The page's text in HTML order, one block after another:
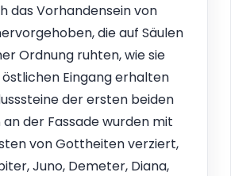
das Vorhandensein von
die auf Säulen
Ordnung ruhten, wie sie
Eingang erhalten
der ersten beiden
der Fassade wurden mit
von Gottheiten verziert,
Juno, Demeter, Diana,